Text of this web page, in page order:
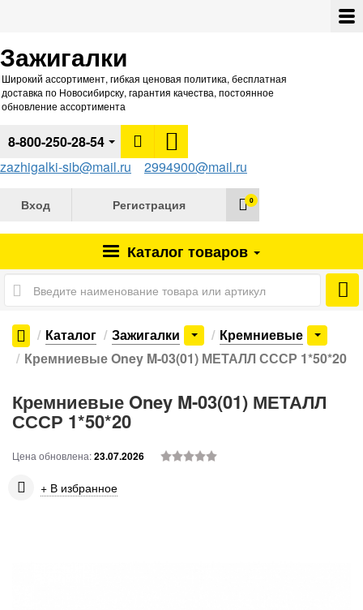
Зажигалки
Широкий ассортимент, гибкая ценовая политика, бесплатная
доставка по Новосибирску, гарантия качества, постоянное
обновление ассортимента
8-800-250-28-54
zazhigalki-sib@mail.ru
2994900@mail.ru
Вход Регистрация 0
Каталог товаров
Каталог Зажигалки
Кремниевые
Кремниевые Oney M-03(01) МЕТАЛЛ СССР 1*50*20
Кремниевые Oney M-03(01) МЕТАЛЛ
СССР 1*50*20
Цена обновлена:23.07.2026